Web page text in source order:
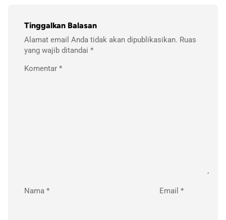
Tinggalkan Balasan
Alamat email Anda tidak akan dipublikasikan. Ruas
yang wajib ditandai *
Komentar *
Nama * Email *